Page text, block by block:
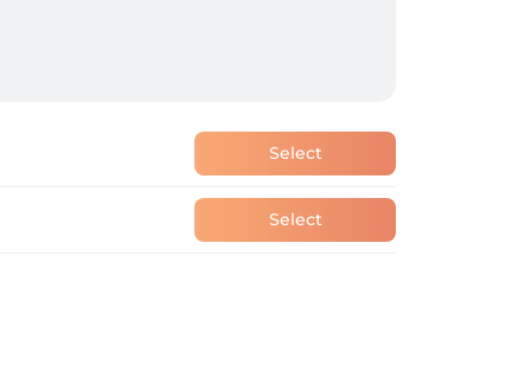
Select
Select